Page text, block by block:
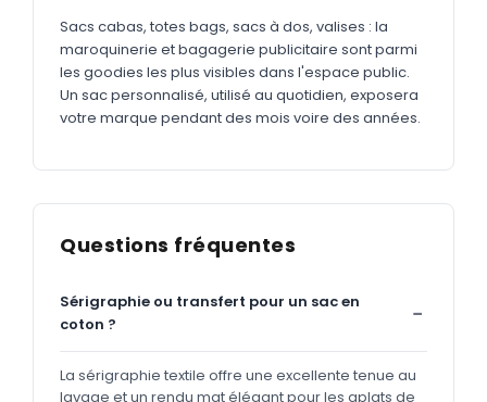
Sacs cabas, totes bags, sacs à dos, valises : la
maroquinerie et bagagerie publicitaire sont parmi
les goodies les plus visibles dans l'espace public.
Un sac personnalisé, utilisé au quotidien, exposera
votre marque pendant des mois voire des années.
Questions fréquentes
Sérigraphie ou transfert pour un sac en
coton ?
La sérigraphie textile offre une excellente tenue au
lavage et un rendu mat élégant pour les aplats de